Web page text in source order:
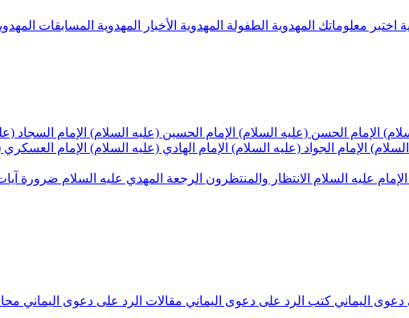
اختبر معلوماتك المهدوية الطفولة المهدوية الأخبار المهدوية المسابقات
الإمام الحسن (عليه السلام) الإمام الحسين (عليه السلام) الإمام السجاد
الإمام الجواد (عليه السلام) الإمام الهادي (عليه السلام) الإمام
عليه السلام الانتظار والمنتظرون الرجعة المهدي عليه السلام ضرورة
دعوى اليماني كتب الرد على دعوى اليماني مقالات الرد على دعوى اليماني